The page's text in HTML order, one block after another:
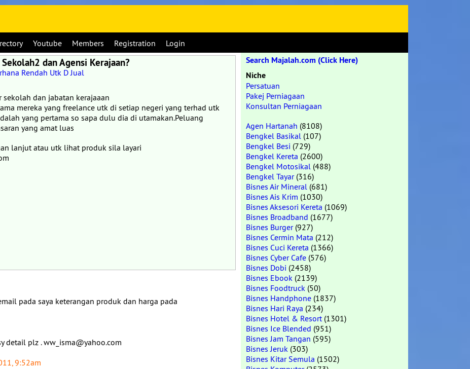
Youtube Members Registration Login
dan Agensi Kerajaan?
Rendah Utk D Jual
dan jabatan kerajaaan
mereka yang freelance utk di setiap negeri yang terhad utk
yang pertama so sapa dulu dia di utamakan.Peluang
yang amat luas
lanjut atau utk lihat produk sila layari
pada saya keterangan produk dan harga pada
detail plz . ww_isma@yahoo.com
9:52am
Search Majalah.com (Click Here)
Niche
Persatuan
Pakej Perniagaan
Konsultan Perniagaan
Agen Hartanah (8108)
Bengkel Basikal (107)
Bengkel Besi (729)
Bengkel Kereta (2600)
Bengkel Motosikal (488)
Bengkel Tayar(316)
Bisnes Air Mineral (681)
Bisnes Ais Krim (1030)
Bisnes Aksesori Kereta (1069)
Bisnes Broadband (1677)
Bisnes Burger(927)
Bisnes Cermin Mata (212)
Bisnes Cuci Kereta (1366)
Bisnes Cyber Cafe (576)
Bisnes Dobi (2458)
Bisnes Ebook (2139)
Bisnes Foodtruck (50)
Bisnes Handphone (1837)
Bisnes Hari Raya (234)
Bisnes Hotel & Resort(1301)
Bisnes Ice Blended (951)
Bisnes Jam Tangan (595)
Bisnes Jeruk (303)
Bisnes Kitar Semula (1502)